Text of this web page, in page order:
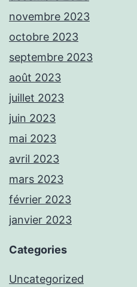
novembre 2023
octobre 2023
septembre 2023
août 2023
juillet 2023
juin 2023
mai 2023
avril 2023
mars 2023
février 2023
janvier 2023
Categories
Uncategorized